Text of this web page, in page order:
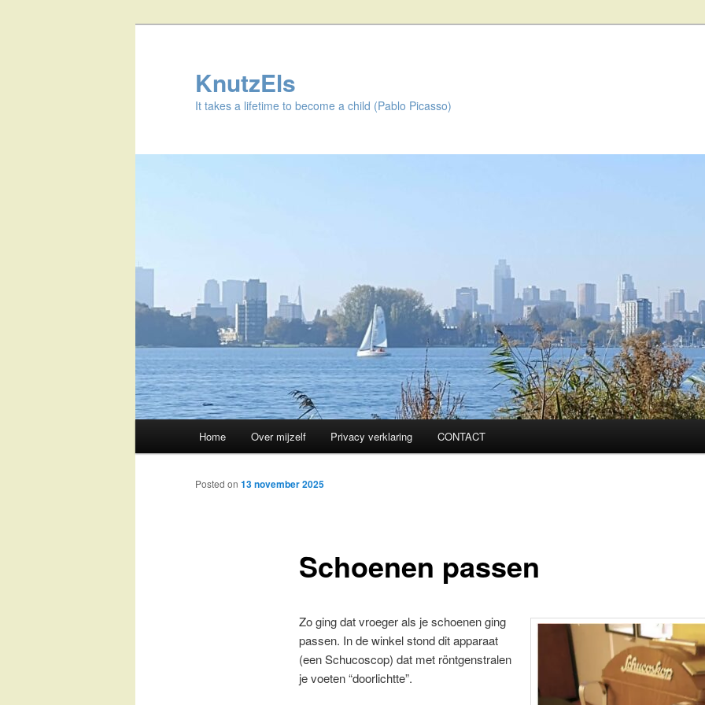
KnutzEls
It takes a lifetime to become a child (Pablo Picasso)
Skip
to
Home Over mijzelf Privacy verklaring CONTACT
Schoenen passen
Posted on 13 november 2025
Zo ging dat vroeger als je schoenen ging
passen. In de winkel stond dit apparaat
(een Schucoscop) dat met röntgenstralen
je voeten “doorlichtte”.